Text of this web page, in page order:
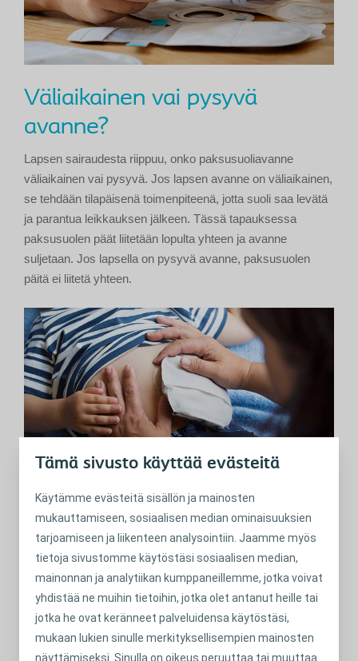
Tämä sivusto käyttää evästeitä
Käytämme evästeitä sisällön ja mainosten
mukauttamiseen, sosiaalisen median ominaisuuksien
tarjoamiseen ja liikenteen analysointiin. Jaamme myös
tietoja sivustomme käytöstäsi sosiaalisen median,
mainonnan ja analytiikan kumppaneillemme, jotka voivat
yhdistää ne muihin tietoihin, jotka olet antanut heille tai
jotka he ovat keränneet palveluidensa käytöstäsi,
mukaan lukien sinulle merkityksellisempien mainosten
näyttämiseksi. Sinulla on oikeus peruuttaa tai muuttaa
Väliaikainen vai pysyvä
avanne?
Lapsen sairaudesta riippuu, onko paksusuoliavanne
väliaikainen vai pysyvä. Jos lapsen avanne on väliaikainen,
se tehdään tilapäisenä toimenpiteenä, jotta suoli saa levätä
ja parantua leikkauksen jälkeen. Tässä tapauksessa
paksusuolen päät liitetään lopulta yhteen ja avanne
suljetaan. Jos lapsella on pysyvä avanne, paksusuolen
päitä ei liitetä yhteen.
Lapsen uloste muuttuu
Paksusuoliavanne alkaa yleensä toimia noin 3–4 päivän
kuluttua leikkauksesta. Lapsen ensimmäinen uloste on
melko nestemäistä. Seuraavien viikkojen kuluessa
ulosteen koostumus muuttuu kiinteämmäksi ja pehmeäksi.
Paksusuoliavanteen sijainti suoleen nähden (alku-, keski-
vai loppuosassa) ratkaisee, kuinka paljon vettä ulosteesta